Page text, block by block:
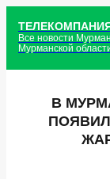
Все новости
Мурманской
В